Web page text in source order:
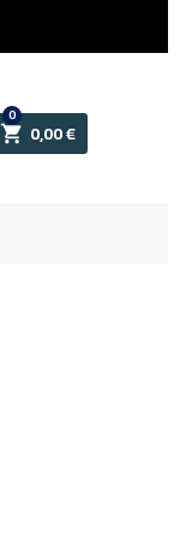
 0,00 €
0